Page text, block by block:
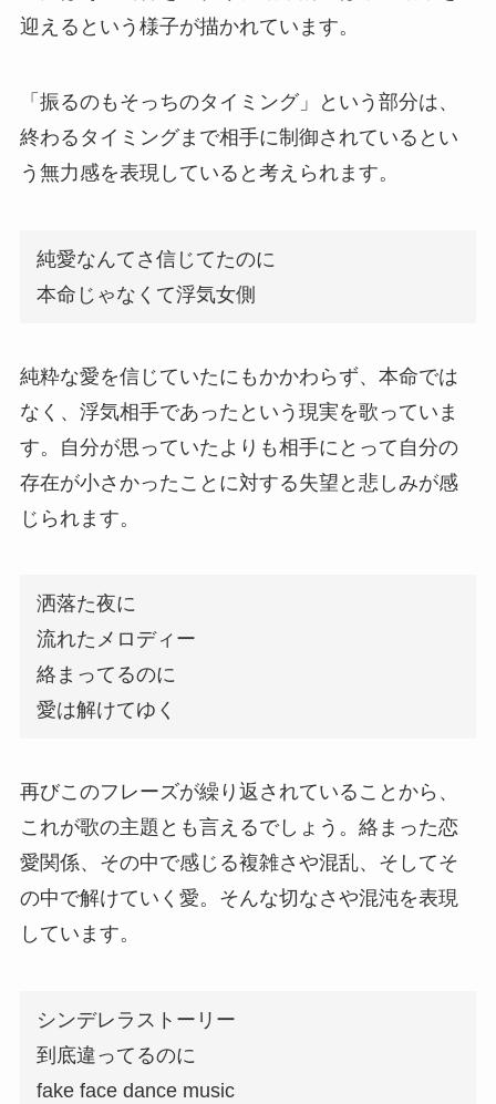
迎えるという様子が描かれています。
「振るのもそっちのタイミング」という部分は、
終わるタイミングまで相手に制御されているとい
う無力感を表現していると考えられます。
純愛なんてさ信じてたのに
本命じゃなくて浮気女側
純粋な愛を信じていたにもかかわらず、本命では
なく、浮気相手であったという現実を歌っていま
す。自分が思っていたよりも相手にとって自分の
存在が小さかったことに対する失望と悲しみが感
じられます。
洒落た夜に
流れたメロディー
絡まってるのに
愛は解けてゆく
再びこのフレーズが繰り返されていることから、
これが歌の主題とも言えるでしょう。絡まった恋
愛関係、その中で感じる複雑さや混乱、そしてそ
の中で解けていく愛。そんな切なさや混沌を表現
しています。
シンデレラストーリー
到底違ってるのに
fake face dance music